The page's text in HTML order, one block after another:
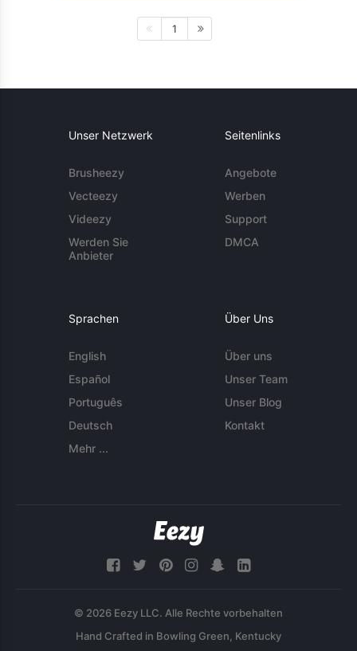
1
Unser Netzwerk
Brusheezy
Vecteezy
Videezy
Werden Sie
Anbieter
Seitenlinks
Angebote
Werben
Support
DMCA
Sprachen
English
Español
Português
Deutsch
Mehr ...
Über Uns
Über uns
Unser Team
Unser Blog
Kontakt
© 2026 Eezy LLC. Alle Rechte vorbehalten